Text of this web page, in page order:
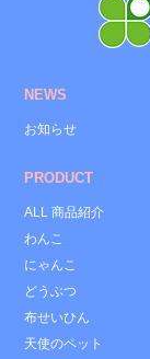
NEWS
お知らせ
PRODUCT
ALL 商品紹介
わんこ
にゃんこ
どうぶつ
布せいひん
天使のペット